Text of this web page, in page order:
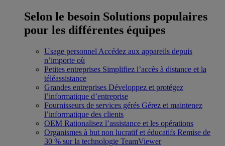
Selon le besoin Solutions populaires
pour les différentes équipes
Usage personnel Accédez aux appareils depuis
n’importe où
Petites entreprises Simplifiez l’accès à distance et la
téléassistance
Grandes entreprises Développez et protégez
l’informatique d’entreprise
Fournisseurs de services gérés Gérez et maintenez
l’informatique des clients
OEM Rationalisez l’assistance et les opérations
Organismes à but non lucratif et éducatifs Remise de
30 % sur la technologie TeamViewer